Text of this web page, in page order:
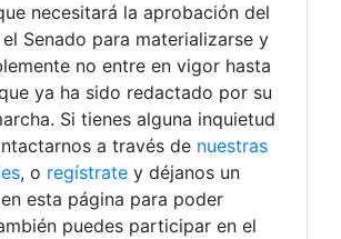
necesitará la aprobación del
Senado para materializarse y
no entre en vigor hasta
ya ha sido redactado por su
Si tienes alguna inquietud
a través de nuestras
, o regístrate y déjanos un
en esta página para poder
puedes participar en el